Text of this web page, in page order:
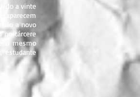
a vinte
a novo
no cárcere
o mesmo
estudante